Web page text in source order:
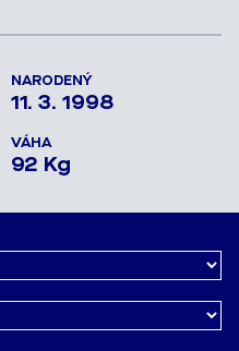
NARODENÝ
11. 3. 1998
VÁHA
92 Kg